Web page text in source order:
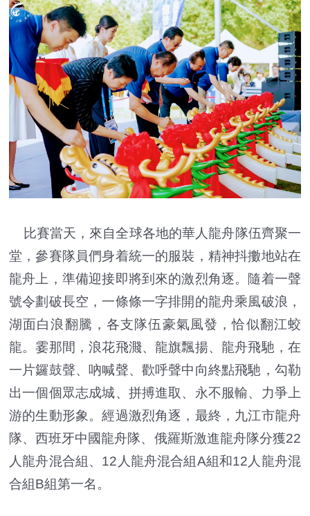
比賽當天，來自全球各地的華人龍舟隊伍齊聚一
堂，參賽隊員們身着統一的服裝，精神抖擻地站在
龍舟上，準備迎接即將到來的激烈角逐。隨着一聲
號令劃破長空，一條條一字排開的龍舟乘風破浪，
湖面白浪翻騰，各支隊伍豪氣風發，恰似翻江蛟
龍。霎那間，浪花飛濺、龍旗飄揚、龍舟飛馳，在
一片鑼鼓聲、吶喊聲、歡呼聲中向終點飛馳，勾勒
出一個個眾志成城、拼搏進取、永不服輸、力爭上
游的生動形象。經過激烈角逐，最終，九江市龍舟
隊、西班牙中國龍舟隊、俄羅斯激進龍舟隊分獲22
人龍舟混合組、12人龍舟混合組A組和12人龍舟混
合組B組第一名。